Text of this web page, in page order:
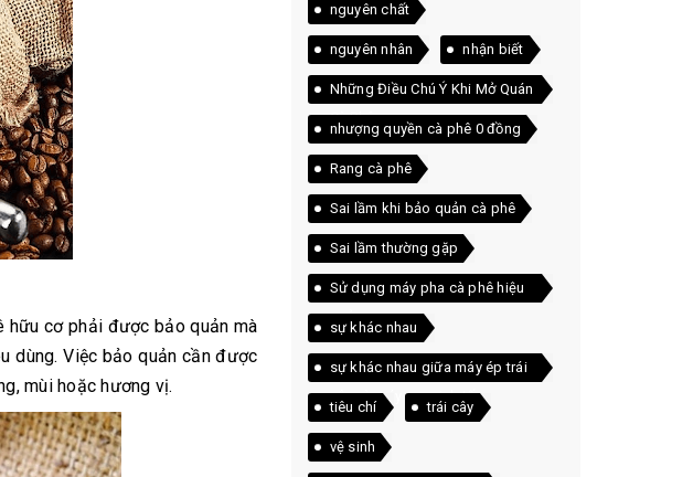
hữu cơ phải được bảo quản mà
dùng. Việc bảo quản cần được
mùi hoặc hương vị.
nguyên chất
nguyên nhân nhận biết
Những Điều Chú Ý Khi Mở Quán
Cà Phê
nhượng quyền cà phê 0 đồng
Rang cà phê
Sai lầm khi bảo quản cà phê
Sai lầm thường gặp
Sử dụng máy pha cà phê hiệu
quả
sự khác nhau
sự khác nhau giữa máy ép trái
cây và máy xay sinh tố
tiêu chí trái cây
vệ sinh